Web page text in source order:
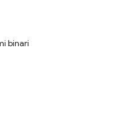
binari